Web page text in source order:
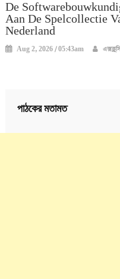
De
Aan De Spelcollectie
Nederland
Aug 2, 2026 / 05:43am
পাঠকের মতামত